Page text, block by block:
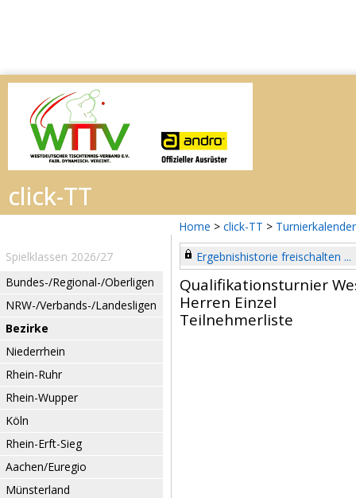
Home > click-TT > Turnierkalender
Spielklassen 2026/27
Bundes-/Regional-/Oberligen
NRW-/Verbands-/Landesligen
Bezirke
Niederrhein
Rhein-Ruhr
Rhein-Wupper
Köln
Rhein-Erft-Sieg
Aachen/Euregio
Münsterland
Ergebnishistorie freischalten ...
Qualifikationsturnier
Herren Einzel
Teilnehmerliste